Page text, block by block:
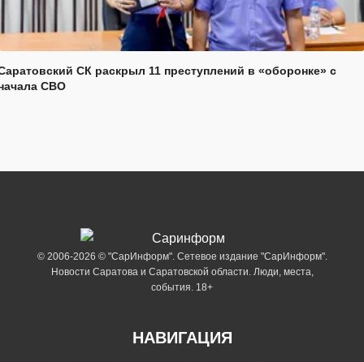
СК раскрыл 11 преступлений в «оборонке» с
СВО
© 2006-2026 © "СарИнформ". Сетевое издание "СарИнформ".
Новости Саратова и Саратовской области. Люди, места,
события. 18+
НАВИГАЦИЯ